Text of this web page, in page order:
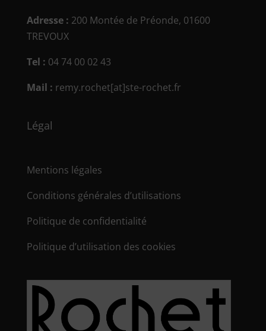
Adresse : 200 Montée de Préonde, 01600
TREVOUX
Tel : 04 74 00 02 43
Mail : remy.rochet[at]ste-rochet.fr
Légal
Mentions légales
Conditions générales d’utilisations
Politique de confidentialité
Politique d’utilisation des cookies